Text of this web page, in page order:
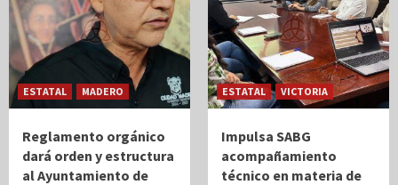
ESTATAL MADERO
Reglamento orgánico
dará orden y estructura
al Ayuntamiento de
ESTATAL VICTORIA
Impulsa SABG
acompañamiento
técnico en materia de